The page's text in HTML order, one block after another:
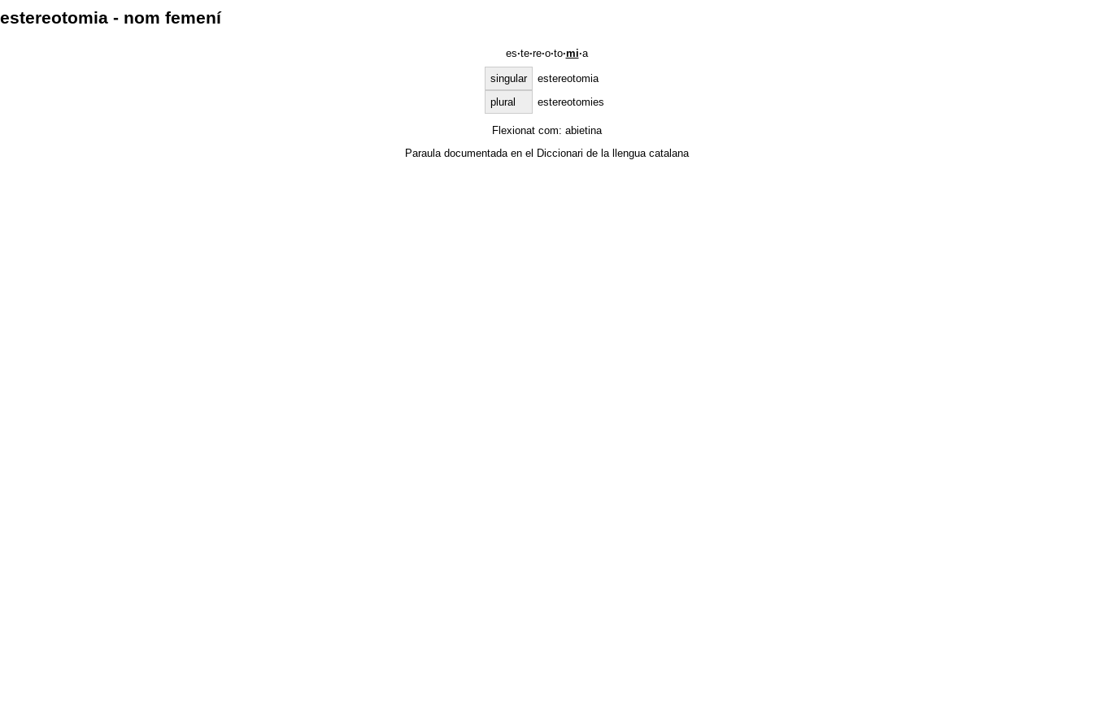
estereotomia - nom femení
es·te·re·o·to·mi·a
singular
estereotomia
plural
estereotomies
Flexionat com: abietina
Paraula documentada en el Diccionari de la llengua catalana